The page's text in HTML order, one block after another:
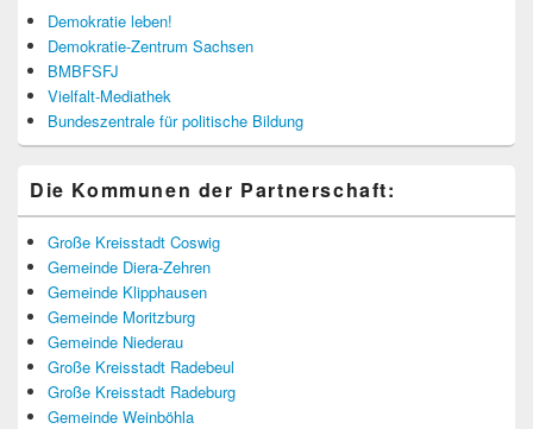
Demokratie leben!
Demokratie-Zentrum Sachsen
BMBFSFJ
Vielfalt-Mediathek
Bundeszentrale für politische Bildung
Die Kommunen der Partnerschaft:
Große Kreisstadt Coswig
Gemeinde Diera-Zehren
Gemeinde Klipphausen
Gemeinde Moritzburg
Gemeinde Niederau
Große Kreisstadt Radebeul
Große Kreisstadt Radeburg
Gemeinde Weinböhla